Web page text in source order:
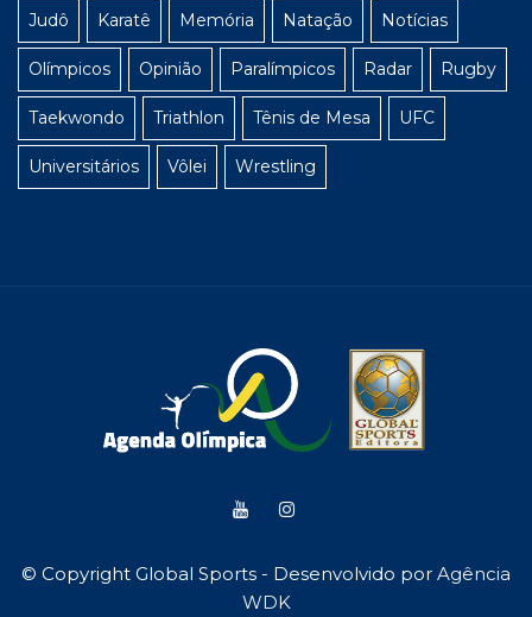
Judô Karatê Memória Natação Notícias
Olímpicos Opinião Paralímpicos Radar Rugby
Taekwondo Triathlon Tênis de Mesa UFC
Universitários Vôlei Wrestling
© Copyright Global Sports - Desenvolvido por Agência
WDK